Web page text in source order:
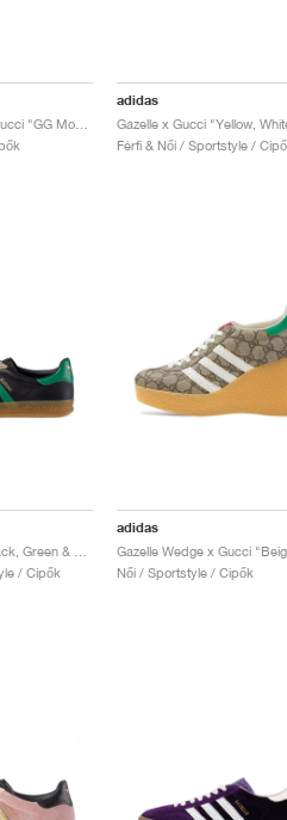
adidas
Férfi & Női / Sportstyle /
/ Cipők
adidas
Női / Sportstyle / Cipők